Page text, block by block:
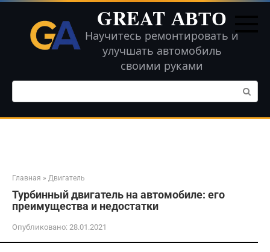
Перейти
контенту
GREAT АВТО
Научитесь ремонтировать и
улучшать автомобиль
своими руками
Поиск:
Главная » Двигатель
Турбинный двигатель на автомобиле: его
преимущества и недостатки
Опубликовано: 28.01.2021